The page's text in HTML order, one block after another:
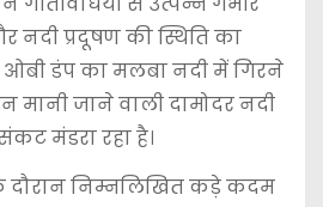
नदी प्रदूषण की स्थिति का
ओबी डंप का मलबा नदी में गिरने
जाने वाली दामोदर नदी
मंडरा रहा है।
दौरान निम्नलिखित कड़े कदम